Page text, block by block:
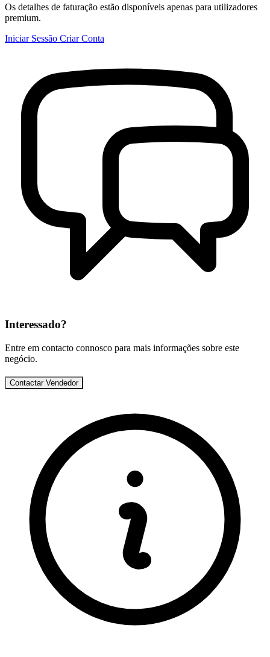
Os detalhes de faturação estão disponíveis apenas para utilizadores
premium.
Iniciar Sessão Criar Conta
Interessado?
Entre em contacto connosco para mais informações sobre este
negócio.
Contactar Vendedor